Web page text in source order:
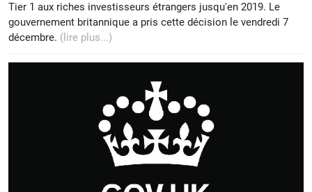
Tier 1 aux riches investisseurs étrangers jusqu'en 2019. Le
gouvernement britannique a pris cette décision le vendredi 7
décembre. (lire plus...)